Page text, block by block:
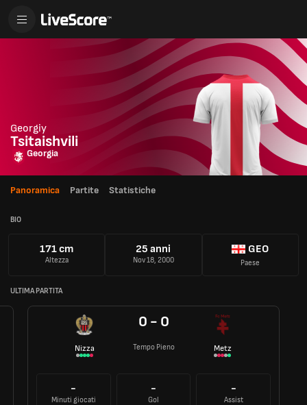
Georgiy
Tsitaishvili
Georgia
Panoramica Partite Statistiche
BIO
171 cm
Altezza
25 anni
Nov 18, 2000
GEO
Paese
ULTIMA PARTITA
Nizza
0 - 0
Tempo Pieno Metz
-
Minuti giocati
-
Gol
-
Assist